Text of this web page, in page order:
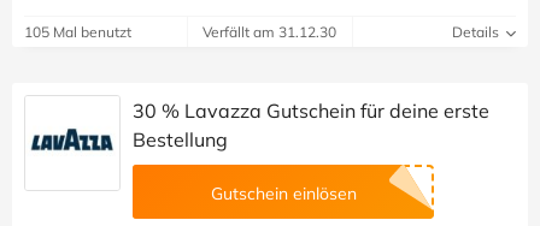
105 Mal benutzt Verfällt am 31.12.30 Details
30 % Lavazza Gutschein für deine erste
Bestellung
Gutschein einlösen